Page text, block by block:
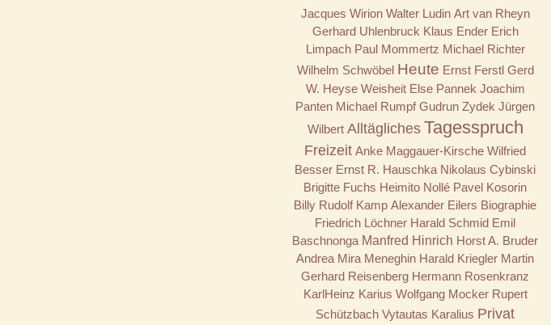
Jacques Wirion Walter Ludin Art van Rheyn
Gerhard Uhlenbruck Klaus Ender Erich
Limpach Paul Mommertz Michael Richter
Wilhelm Schwöbel Heute Ernst Ferstl Gerd
W. Heyse Weisheit Else Pannek Joachim
Panten Michael Rumpf Gudrun Zydek Jürgen
Wilbert Alltägliches Tagesspruch
Freizeit Anke Maggauer-Kirsche Wilfried
Besser Ernst R. Hauschka Nikolaus Cybinski
Brigitte Fuchs Heimito Nollé Pavel Kosorin
Billy Rudolf Kamp Alexander Eilers Biographie
Friedrich Löchner Harald Schmid Emil
Baschnonga Manfred Hinrich Horst A. Bruder
Andrea Mira Meneghin Harald Kriegler Martin
Gerhard Reisenberg Hermann Rosenkranz
KarlHeinz Karius Wolfgang Mocker Rupert
Schützbach Vytautas Karalius Privat